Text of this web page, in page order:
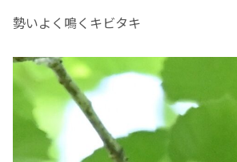
勢いよく鳴くキビタキ （